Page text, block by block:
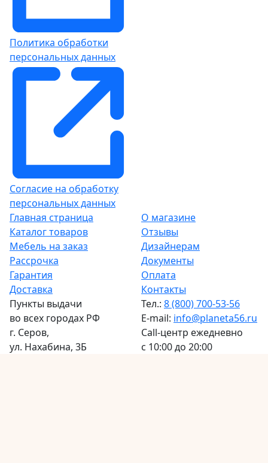
Политика обработки
персональных данных
Согласие на обработку
персональных данных
Главная страница
Каталог товаров
Мебель на заказ
Рассрочка
Гарантия
О магазине
Отзывы
Дизайнерам
Документы
Оплата
Доставка
Пункты выдачи
во всех городах РФ
г. Серов,
ул. Нахабина, 3Б
Контакты
Тел.: 8 (800) 700-53-56
E-mail: info@planeta56.ru
Call-центр ежедневно
с 10:00 до 20:00